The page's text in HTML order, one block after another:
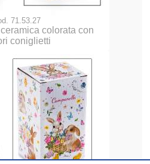
71.53.27
colorata con
coniglietti